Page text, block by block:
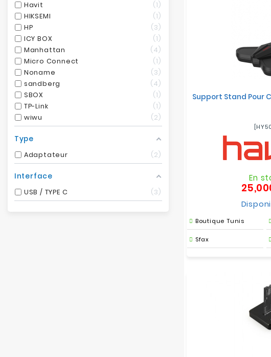
Havit
1
HIKSEMI
1
HP
3
ICY BOX
1
Manhattan
4
Micro Connect
1
Noname
3
sandberg
4
SBOX
1
TP-Link
1
wiwu
2
Type
Adaptateur 2
Interface
USB / TYPE C 3
Support Stand Pour
En
Boutique Tunis
Sfax